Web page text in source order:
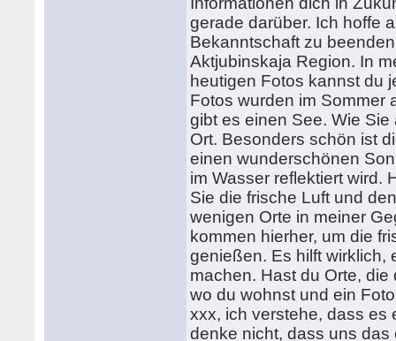
gerade darüber. Ich hoffe
Bekanntschaft zu
Aktjubinskaja Region. In
heutigen Fotos kannst du
Fotos wurden im Sommer
gibt es einen See. Wie
Ort. Besonders schön ist
einen wunderschönen
im Wasser reflektiert wird.
Sie die frische Luft und
wenigen Orte in meiner
kommen hierher, um die
genießen. Es hilft wirklich,
machen. Hast du Orte,
wo du wohnst und ein
xxx, ich verstehe, dass es
denke nicht, dass uns